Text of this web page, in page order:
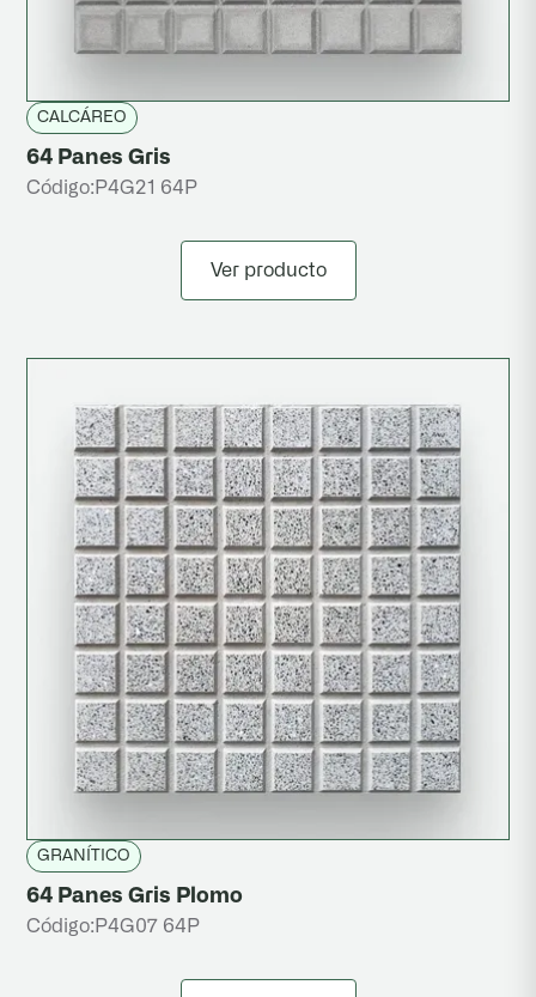
CALCÁREO
64 Panes Gris
Código: P4G21 64P
Ver producto
GRANÍTICO
64 Panes Gris Plomo
Código: P4G07 64P